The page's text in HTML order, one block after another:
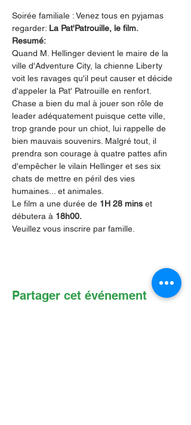
Soirée familiale : Venez tous en pyjamas
regarder: La Pat'Patrouille, le film.
Resumé:
Quand M. Hellinger devient le maire de la
ville d'Adventure City, la chienne Liberty
voit les ravages qu'il peut causer et décide
d'appeler la Pat' Patrouille en renfort.
Chase a bien du mal à jouer son rôle de
leader adéquatement puisque cette ville,
trop grande pour un chiot, lui rappelle de
bien mauvais souvenirs. Malgré tout, il
prendra son courage à quatre pattes afin
d'empêcher le vilain Hellinger et ses six
chats de mettre en péril des vies
humaines... et animales.
Le film a une durée de 1H 28 mins et
débutera à 18h00.
Veuillez vous inscrire par famille.
Partager cet événement